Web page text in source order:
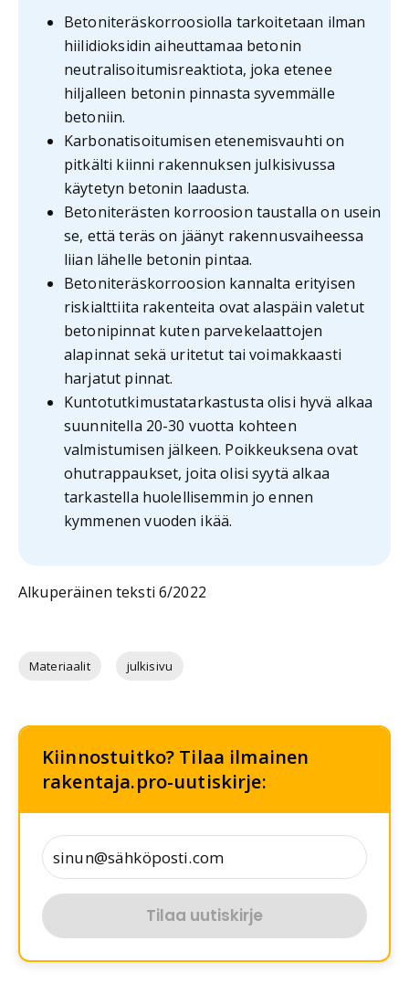
Betoniteräskorroosiolla tarkoitetaan ilman
hiilidioksidin aiheuttamaa betonin
neutralisoitumisreaktiota, joka etenee
hiljalleen betonin pinnasta syvemmälle
betoniin.
Karbonatisoitumisen etenemisvauhti on
pitkälti kiinni rakennuksen julkisivussa
käytetyn betonin laadusta.
Betoniterästen korroosion taustalla on usein
se, että teräs on jäänyt rakennusvaiheessa
liian lähelle betonin pintaa.
Betoniteräskorroosion kannalta erityisen
riskialttiita rakenteita ovat alaspäin valetut
betonipinnat kuten parvekelaattojen
alapinnat sekä uritetut tai voimakkaasti
harjatut pinnat.
Kuntotutkimustatarkastusta olisi hyvä alkaa
suunnitella 20-30 vuotta kohteen
valmistumisen jälkeen. Poikkeuksena ovat
ohutrappaukset, joita olisi syytä alkaa
tarkastella huolellisemmin jo ennen
kymmenen vuoden ikää.
Alkuperäinen teksti 6/2022
Materiaalit julkisivu
Kiinnostuitko? Tilaa ilmainen
rakentaja.pro-uutiskirje:
Tilaa uutiskirje